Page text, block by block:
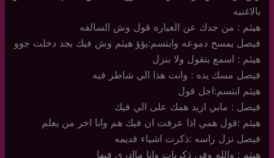
بالاغنيه
هيثم : من جدك عن العياره قول وش السالفه
فيصل يمسح دموعه وابتسم:يؤؤ هيثم وش فيك بجد دخلت جوو
هيثم : اسمع بتقول ولا بنزل
فيصل مسك يده : وانت هذا الي شاطر فيه
هيثم ابتسم:اجل قول
فيصل : مابي ازيد همك على الي فيك
هيثم :قول همي اذا عرفت ان فيك هم وانا اخر من يعلم
فيصل نزل راسه :ذكرت اشياء قديمه
هيثم : والله وفي ذكريات وانا ماادري فيها